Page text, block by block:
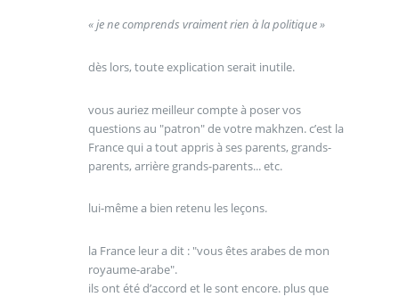
« je ne comprends vraiment rien à la politique »
dès lors, toute explication serait inutile.
vous auriez meilleur compte à poser vos
questions au "patron" de votre makhzen. c’est la
France qui a tout appris à ses parents, grands-
parents, arrière grands-parents... etc.
lui-même a bien retenu les leçons.
la France leur a dit : "vous êtes arabes de mon
royaume-arabe".
ils ont été d’accord et le sont encore. plus que